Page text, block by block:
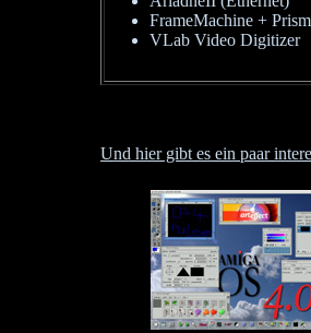
FrameMachine +
VLab Video Digitizer
Und hier gibt es ein paar